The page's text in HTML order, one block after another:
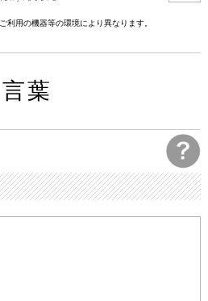
用の機器等の環境により異なります。
言葉